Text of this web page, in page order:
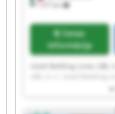
1 577 km
Cenas
informācija
Used Bottling Lines UBL
Bottling Lines UBL S.r.l.
Lines UBL S.r.l. Used